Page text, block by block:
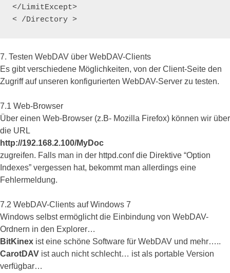
</LimitExcept>
< /Directory >
7. Testen WebDAV über WebDAV-Clients
Es gibt verschiedene Möglichkeiten, von der Client-Seite den
Zugriff auf unseren konfigurierten WebDAV-Server zu testen.
7.1 Web-Browser
Über einen Web-Browser (z.B- Mozilla Firefox) können wir über
die URL
http://192.168.2.100/MyDoc
zugreifen. Falls man in der httpd.conf die Direktive “Option
Indexes” vergessen hat, bekommt man allerdings eine
Fehlermeldung.
7.2 WebDAV-Clients auf Windows 7
Windows selbst ermöglicht die Einbindung von WebDAV-
Ordnern in den Explorer…
BitKinex ist eine schöne Software für WebDAV und mehr…..
CarotDAV ist auch nicht schlecht… ist als portable Version
verfügbar…